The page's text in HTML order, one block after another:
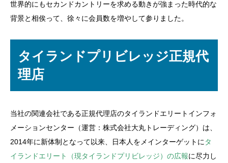
世界的にもセカンドカントリーを求める動きが強まった時代的な
背景と相俟って、徐々に会員数を増やして参りました。
タイランドプリビレッジ正規代
理店
当社の関連会社である正規代理店のタイランドエリートインフォ
メーションセンター（運営：株式会社大丸トレーディング）は、
2014年に新体制となって以来、日本人をメインターゲットに タ
イランドエリート（現タイランドプリビレッジ）の広報に尽力し